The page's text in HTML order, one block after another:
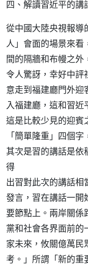
四、解讀習近平的講
從中國大陸央視報導
人」會面的場景來
間的隔牆和布幔之外
令人驚訝，幸好中評
意走到福建廳門外迎
入福建廳，這和習近
這是比較少見的迎賓
「簡單隆重」四個
其次是習的講話是
得
出習對此次的講話相
發言，習在講話一開
要節點上。兩岸關
黨和社會各界面前的
家未來，攸關億萬民
考。」所謂「新的重